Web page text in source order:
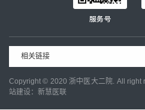
服务号
相关链接
Copyright © 2020 浙中医大二院. All right
站建设：新慧医联